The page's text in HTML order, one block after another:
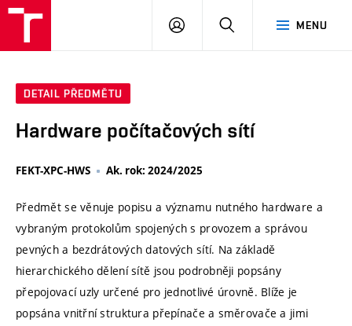
MENU
PŘIHLÁSIT
DETAIL PŘEDMĚTU
Hardware počítačových sítí
FEKT-XPC-HWS Ak. rok: 2024/2025
Předmět se věnuje popisu a významu nutného hardware a
vybraným protokolům spojených s provozem a správou
pevných a bezdrátových datových sítí. Na základě
hierarchického dělení sítě jsou podrobněji popsány
přepojovací uzly určené pro jednotlivé úrovně. Blíže je
popsána vnitřní struktura přepínače a směrovače a jimi